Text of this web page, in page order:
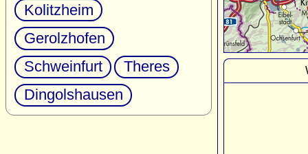
Kolitzheim
Gerolzhofen
Schweinfurt
Theres
Dingolshausen